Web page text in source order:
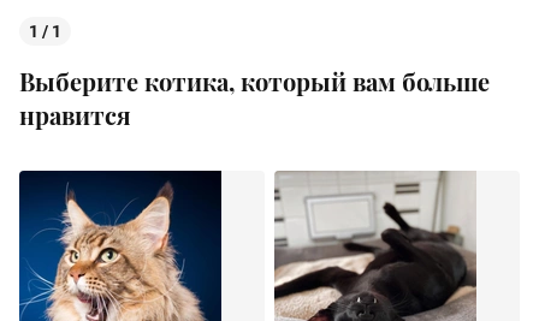
1 / 1
Выберите котика, который вам больше
нравится